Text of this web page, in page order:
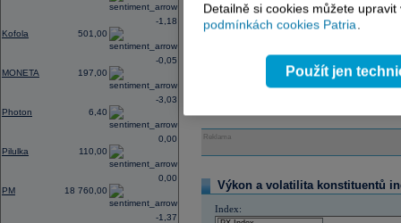
Kofola 501,00
-1,18
MONETA 197,00
-0,05
Photon 6,40
-3,03
Pilulka 110,00
0,00
PM 18 760,00
0,00
-1,37
Reklama
Výkon a volatilita konstituentů
Index:
Detailně si cookies můžete
podmínkách cookies Patria.
Použít jen